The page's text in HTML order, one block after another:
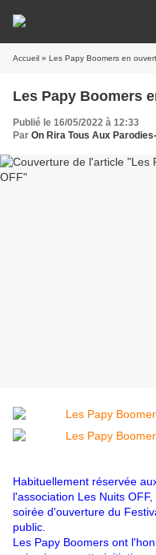
Accueil » Les Papy Boomers en
Les Papy Boomers
Publié le 16/05/2022 à 12:33
Par On Rira Tous Aux
Habituellement réservée
l'association Les Nuits
soirée d'ouverture du
public.
Les Papy Boomers ont